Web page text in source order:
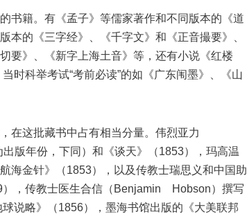
书籍。有《孟子》等儒家著作和不同版本的《道
本的《三字经》、《千字文》和《正音撮要》、
要》、《新字上海土音》等，还有小说《红楼
时科举考试“考前必读”的如《广东闱墨》、《山
在这批藏书中占有相当分量。伟烈亚力
版年份，下同）和《谈天》（1853），玛高温
海金针》（1853），以及传教士瑞思义和中国助
），传教士医生合信（Benjamin Hobson）撰写
说略》（1856），墨海书馆出版的《大美联邦